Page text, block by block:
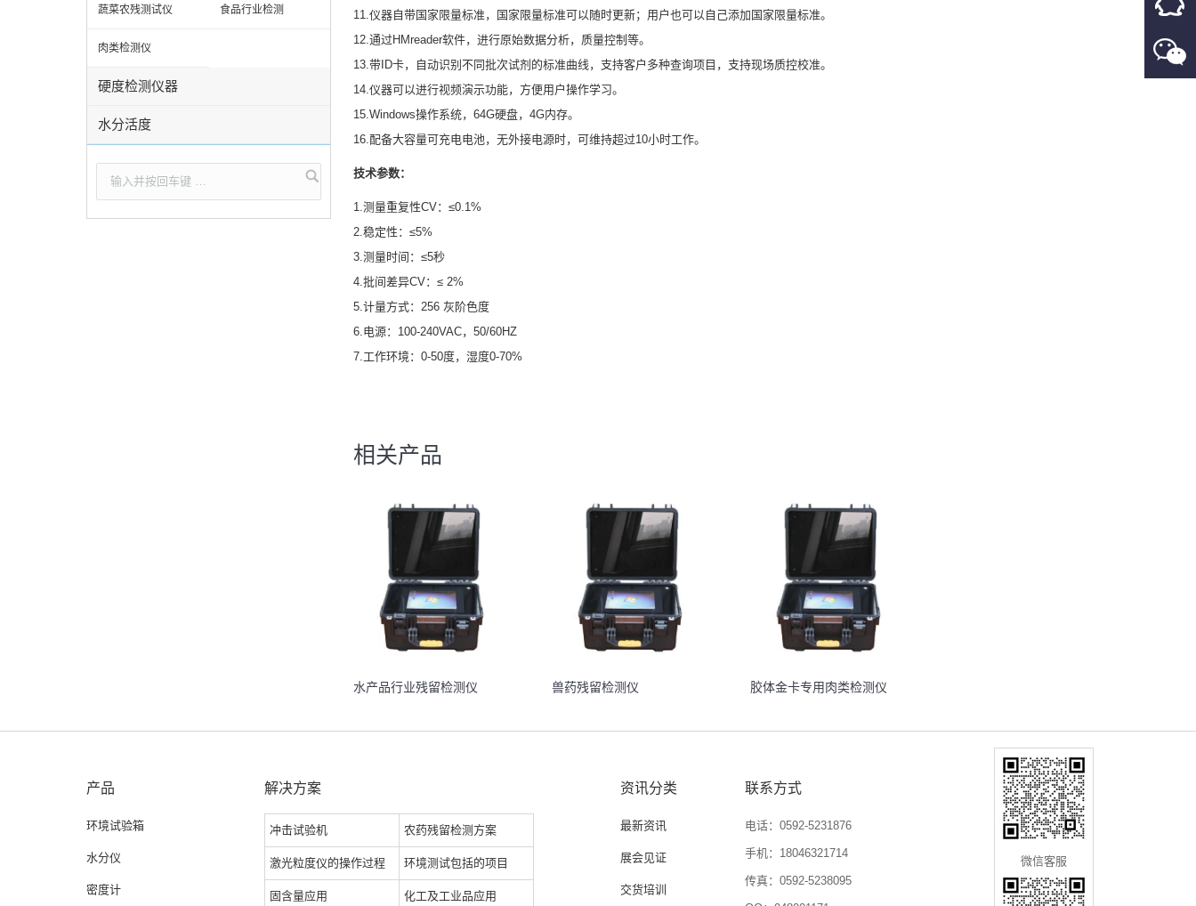
11.仪器自带国家限量标准，国家限量标准可以随时更新；用户也可以自己添加国家限量标准。
12.通过HMreader软件，进行原始数据分析，质量控制等。
13.带ID卡，自动识别不同批次试剂的标准曲线，支持客户多种查询项目，支持现场质控校准。
14.仪器可以进行视频演示功能，方便用户操作学习。
15.Windows操作系统，64G硬盘，4G内存。
16.配备大容量可充电电池，无外接电源时，可维持超过10小时工作。
技术参数：
1.测量重复性CV：≤0.1%
2.稳定性：≤5%
3.测量时间：≤5秒
4.批间差异CV：≤ 2%
5.计量方式：256 灰阶色度
6.电源：100-240VAC，50/60HZ
7.工作环境：0-50度，湿度0-70%
相关产品
水产品行业残留检测仪 兽药残留检测仪 胶体金卡专用肉类检测仪
蔬菜农残测试仪 食品行业检测
肉类检测仪
硬度检测仪器
水分活度
产品
环境试验箱
水分仪
密度计
解决方案
冲击试验机 农药残留检测方案
激光粒度仪的操作过程 环境测试包括的项目
固含量应用 化工及工业品应用
资讯分类
最新资讯
展会见证
交货培训
联系方式
电话：0592-5231876
手机：18046321714
传真：0592-5238095
微信客服